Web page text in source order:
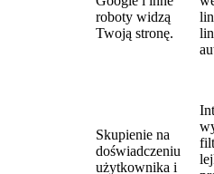
roboty widzą
Twoją stronę.
Skupienie na
doświadczeniu
użytkownika i